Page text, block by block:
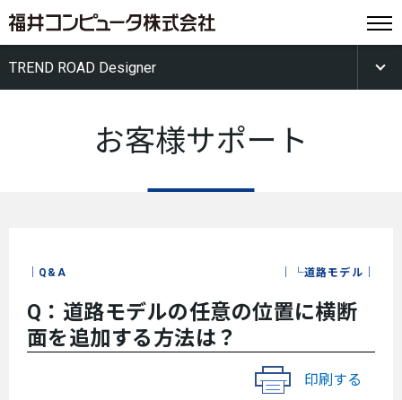
TREND ROAD Designer
お客様サポート
Q&A └道路モデル
Q：道路モデルの任意の位置に横断
面を追加する方法は？
印刷する